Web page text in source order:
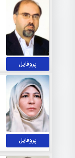
پروفایل
پروفایل